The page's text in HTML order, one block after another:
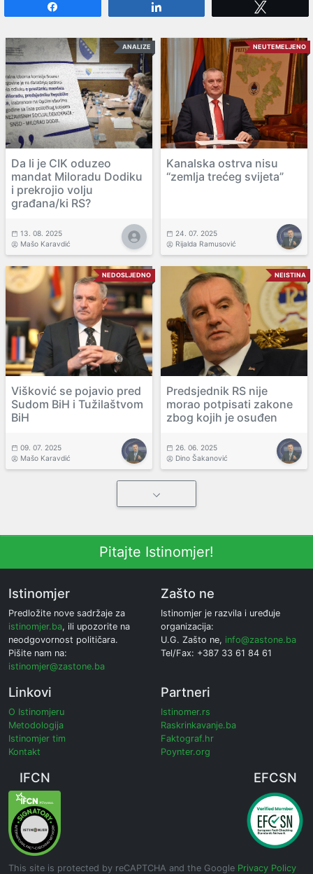
ANALIZE
Da li je CIK oduzeo
mandat Miloradu Dodiku
i prekrojio volju
građana/ki RS?
13. 08. 2025
Mašo Karavdić
NEUTEMELJENO
Kanalska ostrva nisu
“zemlja trećeg svijeta”
24. 07. 2025
Rijalda Ramusović
NEDOSLJEDNO
Višković se pojavio pred
Sudom BiH i Tužilaštvom
BiH
09. 07. 2025
Mašo Karavdić
NEISTINA
Predsjednik RS nije
morao potpisati zakone
zbog kojih je osuđen
26. 06. 2025
Dino Šakanović
Pitajte Istinomjer!
Istinomjer
Predložite nove sadržaje za
istinomjer.ba, ili upozorite na
neodgovornost političara.
Pišite nam na:
istinomjer@zastone.ba
Zašto ne
Istinomjer je razvila i uređuje
organizacija:
U.G. Zašto ne, info@zastone.ba
Tel/Fax: +387 33 61 84 61
Linkovi
O Istinomjeru
Metodologija
Istinomjer tim
Kontakt
Partneri
Istinomer.rs
Raskrinkavanje.ba
Faktograf.hr
Poynter.org
IFCN EFCSN
This site is protected by reCAPTCHA and the Google Privacy Policy